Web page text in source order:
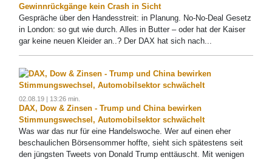
Gewinnrückgänge kein Crash in Sicht
Gespräche über den Handesstreit: in Planung. No-No-Deal Gesetz
in London: so gut wie durch. Alles in Butter – oder hat der Kaiser
gar keine neuen Kleider an..? Der DAX hat sich nach...
02.08.19 | 13:26 min.
DAX, Dow & Zinsen - Trump und China bewirken
Stimmungswechsel, Automobilsektor schwächelt
Was war das nur für eine Handelswoche. Wer auf einen eher
beschaulichen Börsensommer hoffte, sieht sich spätestens seit
den jüngsten Tweets von Donald Trump enttäuscht. Mit wenigen